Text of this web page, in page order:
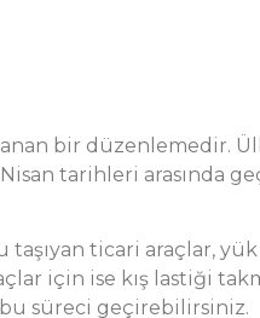
bir düzenlemedir.
tarihleri arasında
taşıyan ticari araçlar, yük
için ise kış lastiği
süreci geçirebilirsiniz.